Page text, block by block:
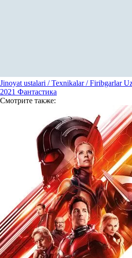
Jinoyat ustalari / Texnikalar / Firibgarlar
2021 Фантастика
Смотрите также: